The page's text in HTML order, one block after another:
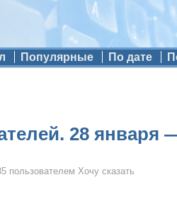
Популярные По дате
28 января
пользователем Хочу сказать